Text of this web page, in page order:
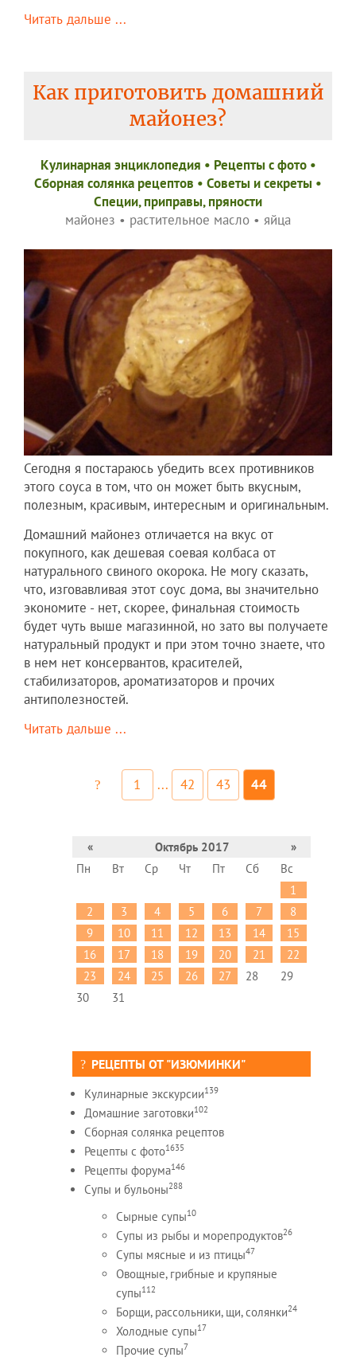
Читать дальше ...
Как приготовить домашний
майонез?
Кулинарная энциклопедия • Рецепты c фото•
Сборная солянка рецептов • Советы и секреты •
Специи, приправы, пряности
майонез • растительное масло • яйца
Сегодня я постараюсь убедить всех противников
этого соуса в том, что он может быть вкусным,
полезным, красивым, интересным и оригинальным.
Домашний майонез отличается на вкус от
покупного, как дешевая соевая колбаса от
натурального свиного окорока. Не могу сказать,
что, изговавливая этот соус дома, вы значительно
экономите - нет, скорее, финальная стоимость
будет чуть выше магазинной, но зато вы получаете
натуральный продукт и при этом точно знаете, что
в нем нет консервантов, красителей,
стабилизаторов, ароматизаторов и прочих
антиполезностей.
Читать дальше ...
1 ... 42 43 44
« Октябрь 2017
»
Пн
Вт Ср Чт Пт Сб
Вс
1
2
3 4 5 6 7
8
9
10 11 12 13 14
15
16
17 18 19 20 21
22
23
24 25 26 27 28
29
30
31
РЕЦЕПТЫ ОТ "ИЗЮМИНКИ"
Кулинарные экскурсии139
Домашние заготовки102
Сборная солянка рецептов
Рецепты c фото1635
Рецепты форума146
Супы и бульоны288
Сырные супы10
Супы из рыбы и морепродуктов26
Супы мясные и из птицы47
Овощные, грибные и крупяные
супы112
Борщи, рассольники, щи, солянки24
Холодные супы17
Прочие супы7